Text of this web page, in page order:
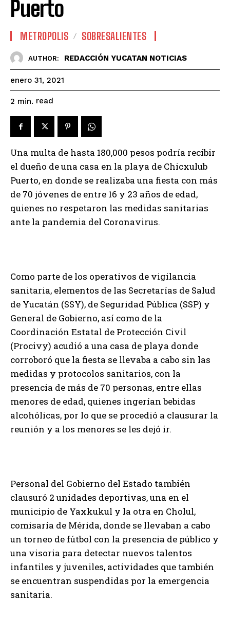
Puerto
METROPOLIS SOBRESALIENTES
AUTHOR: REDACCIÓN YUCATAN NOTICIAS
enero 31, 2021
2 min. read
Una multa de hasta 180,000 pesos podría recibir
el dueño de una casa en la playa de Chicxulub
Puerto, en donde se realizaba una fiesta con más
de 70 jóvenes de entre 16 y 23 años de edad,
quienes no respetaron las medidas sanitarias
ante la pandemia del Coronavirus.
Como parte de los operativos de vigilancia
sanitaria, elementos de las Secretarías de Salud
de Yucatán (SSY), de Seguridad Pública (SSP) y
General de Gobierno, así como de la
Coordinación Estatal de Protección Civil
(Procivy) acudió a una casa de playa donde
corroboró que la fiesta se llevaba a cabo sin las
medidas y protocolos sanitarios, con la
presencia de más de 70 personas, entre ellas
menores de edad, quienes ingerían bebidas
alcohólicas, por lo que se procedió a clausurar la
reunión y a los menores se les dejó ir.
Personal del Gobierno del Estado también
clausuró 2 unidades deportivas, una en el
municipio de Yaxkukul y la otra en Cholul,
comisaría de Mérida, donde se llevaban a cabo
un torneo de fútbol con la presencia de público y
una visoria para detectar nuevos talentos
infantiles y juveniles, actividades que también
se encuentran suspendidas por la emergencia
sanitaria.